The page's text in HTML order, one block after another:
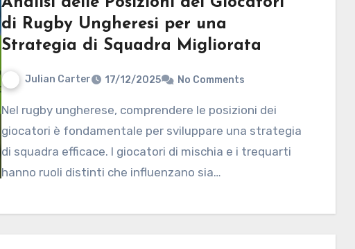
di Rugby Ungheresi per una
Strategia di Squadra Migliorata
Julian Carter 17/12/2025 No Comments
Nel rugby ungherese, comprendere le posizioni dei
giocatori è fondamentale per sviluppare una strategia
di squadra efficace. I giocatori di mischia e i trequarti
hanno ruoli distinti che influenzano sia…